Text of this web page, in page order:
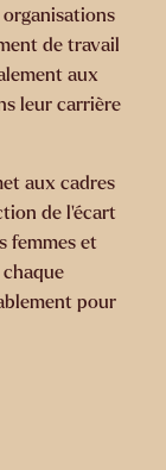
organisations
de travail
aux
leur carrière
aux cadres
de l'écart
femmes et
pour